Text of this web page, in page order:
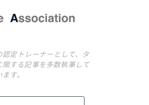
認定トレーナーとして、タ
関する記事を多数執筆して
ます。